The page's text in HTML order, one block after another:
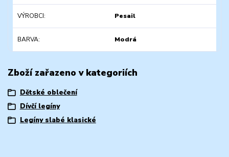
VÝROBCI Pesail
BARVA Modrá
Zboží zařazeno v kategoriích
Dětské oblečení
Dívčí legíny
Legíny slabé klasické